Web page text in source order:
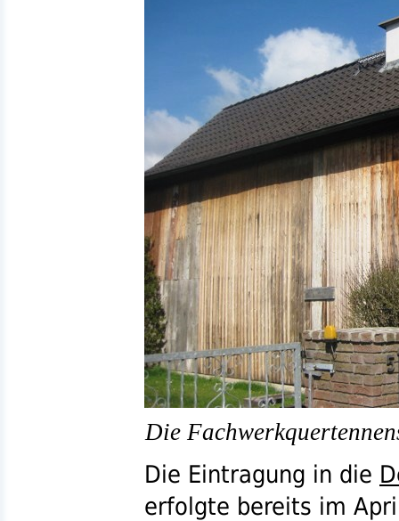
Die
Die Eintragung in die
erfolgte bereits im